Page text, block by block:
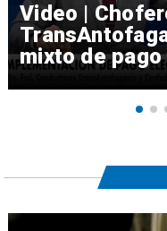
Video |
mixto de pago